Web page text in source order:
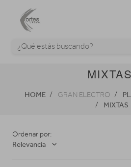
MIXTAS
HOME GRAN ELECTRO
MIXTAS
Ordenar por:
Relevancia